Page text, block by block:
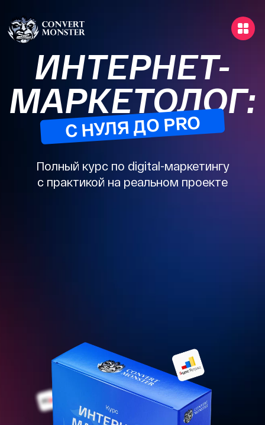
ИНТЕРНЕТ-
МАРКЕТОЛОГ:
Полный курс по digital-маркетингу
с практикой на реальном проекте